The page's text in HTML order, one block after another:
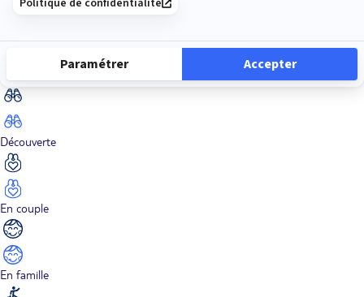
Culture
Découverte
En couple
En famille